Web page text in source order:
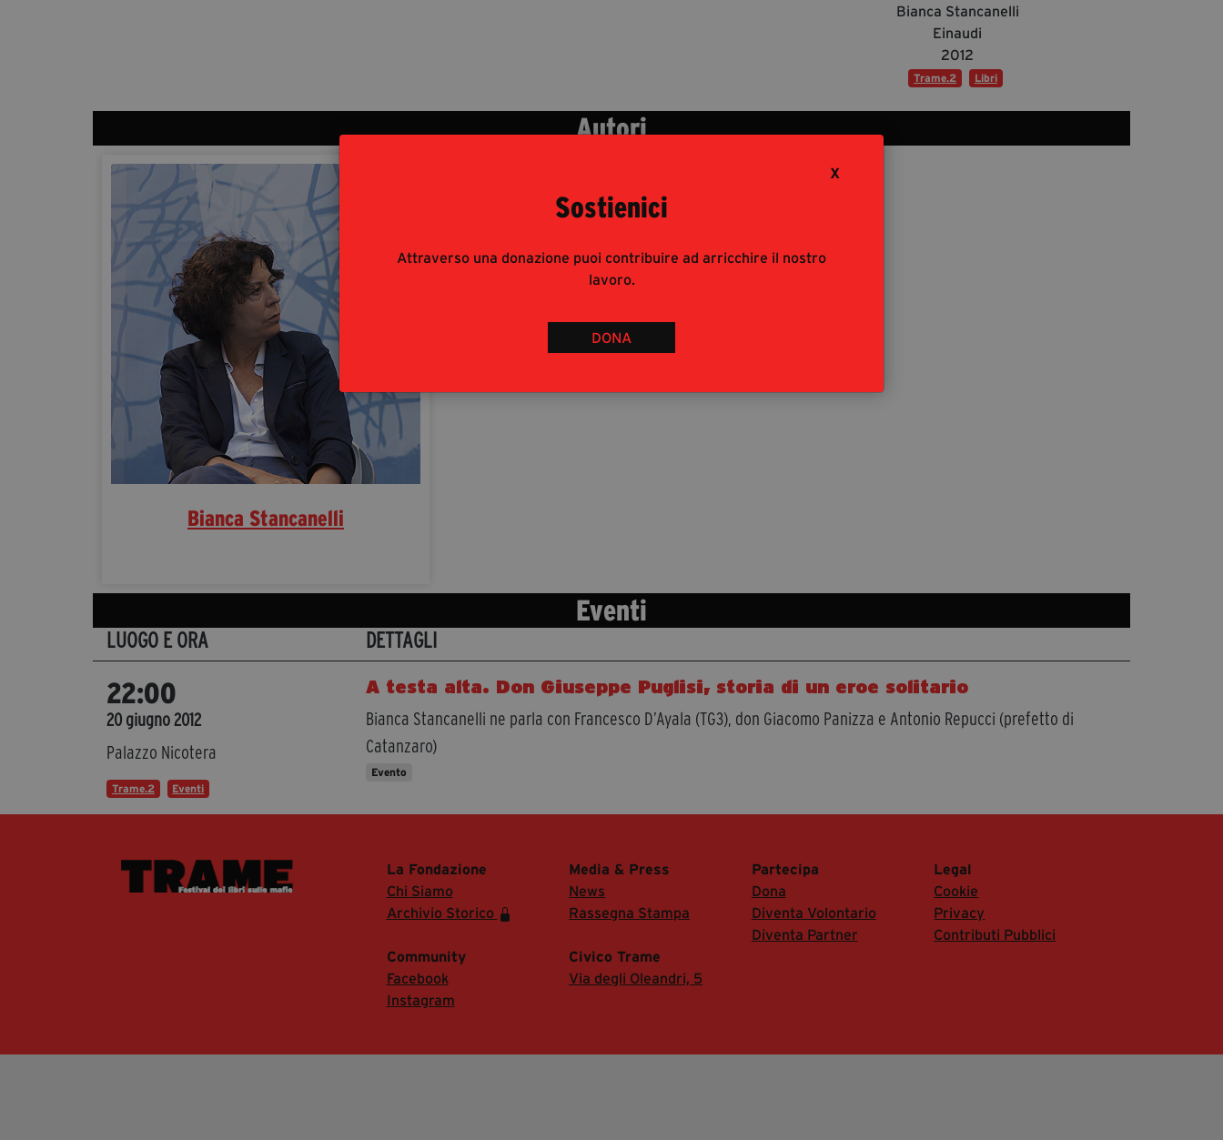
X
Sostienici
Attraverso una donazione puoi contribuire ad arricchire il nostro
lavoro.
DONA
Bianca Stancanelli
Einaudi
2012
Trame.2 Libri
Autori
Bianca Stancanelli
Eventi
LUOGO E ORA DETTAGLI
22:00
20 giugno 2012
Palazzo Nicotera
Trame.2 Eventi
A testa alta. Don Giuseppe Puglisi, storia di un eroe solitario
Bianca Stancanelli ne parla con Francesco D’Ayala (TG3), don Giacomo Panizza e Antonio Repucci (prefetto di
Catanzaro)
Evento
La Fondazione
Chi Siamo
Archivio Storico
Media & Press
News
Rassegna Stampa
Partecipa
Dona
Diventa Volontario
Diventa Partner
Legal
Cookie
Privacy
Contributi Pubblici
Community
Facebook
Instagram
Civico Trame
Via degli Oleandri, 5